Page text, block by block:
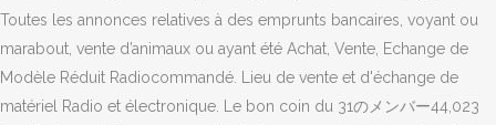
Toutes les annonces relatives à des emprunts bancaires, voyant ou
marabout, vente d’animaux ou ayant été Achat, Vente, Echange de
Modèle Réduit Radiocommandé. Lieu de vente et d'échange de
matériel Radio et électronique. Le bon coin du 31のメンバー44,023